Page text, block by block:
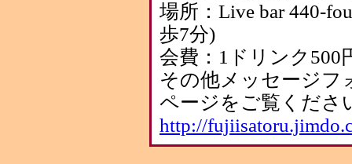
場所：Live bar 440-
歩7分)
会費：1ドリンク500
その他メッセージフ
ページをご覧くださ
http://